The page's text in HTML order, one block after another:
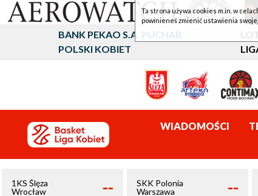
BANK PEKAO S.A. PUCHAR
POLSKI KOBIET
WIADOMOŚCI
1KS Ślęza
Wrocław
--
SKK Polonia
Warszawa
--
Ta strona używa cookies m.in. w
powinieneś zmienić ustawienia